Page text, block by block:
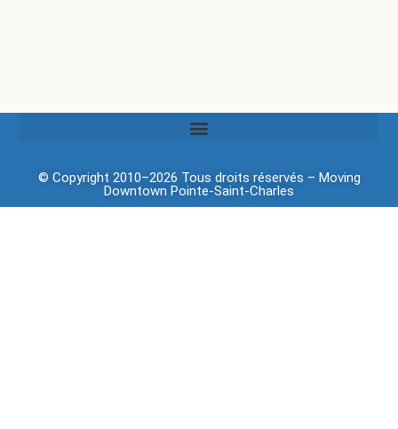
© Copyright 2010–2026 Tous droits réservés – Moving
Downtown Pointe-Saint-Charles